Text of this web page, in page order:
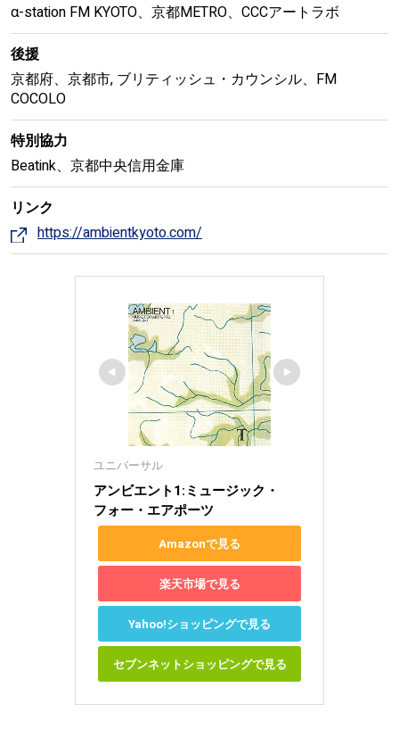
α-station FM KYOTO、京都METRO、CCCアートラボ
後援
京都府、京都市, ブリティッシュ・カウンシル、FM
COCOLO
特別協力
Beatink、京都中央信用金庫
リンク
https://ambientkyoto.com/
ユニバーサル
アンビエント1:ミュージック・
フォー・エアポーツ
Amazonで見る
楽天市場で見る
Yahoo!ショッピングで見る
セブンネットショッピングで見る